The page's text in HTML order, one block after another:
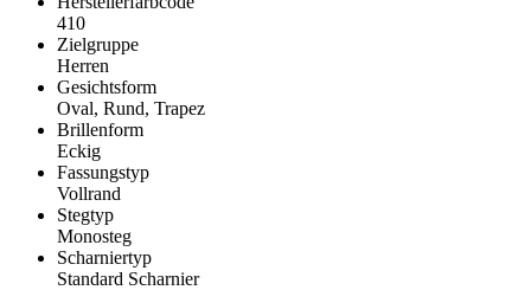
410
Zielgruppe
Herren
Gesichtsform
Oval, Rund, Trapez
Brillenform
Eckig
Fassungstyp
Vollrand
Stegtyp
Monosteg
Scharniertyp
Standard Scharnier